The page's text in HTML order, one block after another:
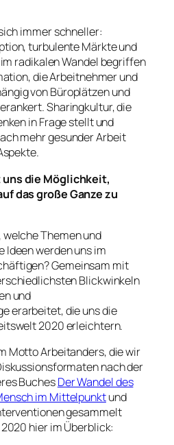
immer schneller:
turbulente Märkte und
radikalen Wandel begriffen
die Arbeitnehmer und
von Büroplätzen und
Sharingkultur, die
in Frage stellt und
mehr gesunder Arbeit
uns die Möglichkeit,
das große Ganze zu
Themen und
Ideen werden uns im
Gemeinsam mit
Blickwinkeln
und
erarbeitet, die uns die
2020 erleichtern.
Motto Arbeitanders, die wir
nach der
BuchesDer Wandel des
im Mittelpunktund
gesammelt
hier im Überblick: